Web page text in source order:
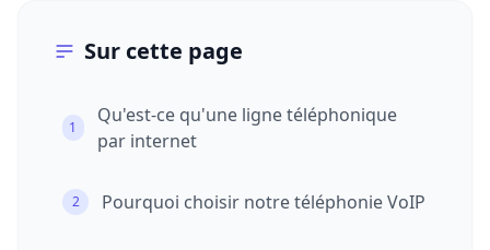
Sur cette page
1
Qu'est-ce qu'une ligne téléphonique
par internet
2 Pourquoi choisir notre téléphonie VoIP